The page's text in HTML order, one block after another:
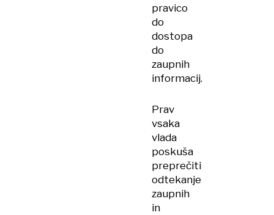
pravico
do
dostopa
do
zaupnih
informacij.
Prav
vsaka
vlada
poskuša
preprečiti
odtekanje
zaupnih
in